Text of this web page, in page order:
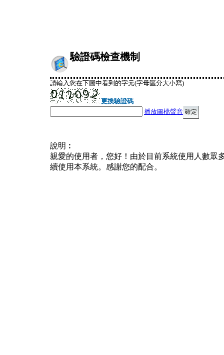
驗證碼檢查機制
請輸入您在下圖中看到的字元(字母區分大小寫)
更換驗證碼
播放圖檔聲音
說明︰
親愛的使用者，您好！由於目前系統使用人數眾
續使用本系統。感謝您的配合。